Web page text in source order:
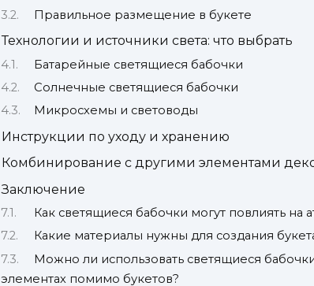
Правильное размещение в букете
Технологии и источники света: что выбрать
Батарейные светящиеся бабочки
Солнечные светящиеся бабочки
Микросхемы и световоды
Инструкции по уходу и хранению
Комбинирование с другими элементами
Заключение
Как светящиеся бабочки могут повлиять на
Какие материалы нужны для создания
Можно ли использовать светящиеся
элементах помимо букетов?